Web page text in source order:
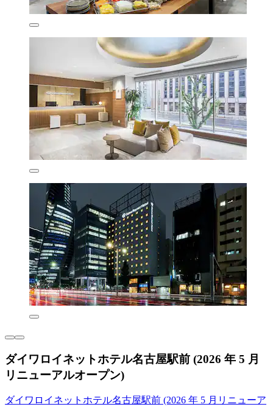
ダイワロイネットホテル名古屋駅前 (2026 年 5 月
リニューアルオープン)
ダイワロイネットホテル名古屋駅前 (2026 年 5 月リニューア